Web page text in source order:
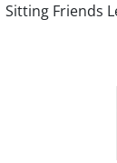
Sitting Friends